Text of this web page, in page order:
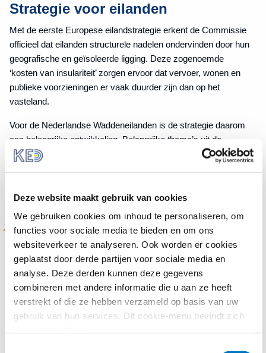
Deze website maakt gebruik van cookies
We gebruiken cookies om inhoud te personaliseren, om
functies voor sociale media te bieden en om ons
websiteverkeer te analyseren. Ook worden er cookies
geplaatst door derde partijen voor sociale media en
analyse. Deze derden kunnen deze gegevens
combineren met andere informatie die u aan ze heeft
verstrekt of die ze hebben verzameld op basis van uw
gebruik van hun services. Dit cookie-menu bevindt zich
Strategie voor eilanden
Met de eerste Europese eilandstrategie erkent de Commissie
officieel dat eilanden structurele nadelen ondervinden door hun
geografische en geïsoleerde ligging. Deze zogenoemde
‘kosten van insulariteit’ zorgen ervoor dat vervoer, wonen en
publieke voorzieningen er vaak duurder zijn dan op het
vasteland.
Voor de Nederlandse Waddeneilanden is de strategie daarom
een belangrijke ontwikkeling. Belangrijke thema’s uit de
inbreng van de Waddengemeenten, zoals betrouwbare
onderdeel van de Europese aanpak.
Met de eerste Europese eilandstrategie
erkent de Commissie officieel dat eilanden
structurele nadelen ondervinden door hun
geografische en geïsoleerde ligging.
Een belangrijk onderdeel van de strategie is de invoering van
‘island-proofing’. Dit houdt in dat nieuw Europees beleid
voortaan standaard wordt beoordeeld op de mogelijke
gevolgen voor eilandgemeenschappen. Zo wordt beter